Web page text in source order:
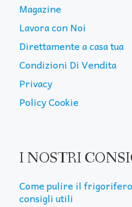
Magazine
Lavora con Noi
Direttamente a casa tua
Condizioni Di Vendita
Privacy
Policy Cookie
I NOSTRI
Come pulire il
consigli utili